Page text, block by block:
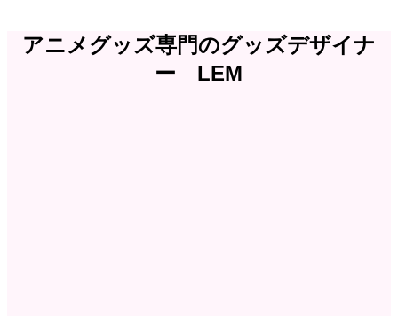
アニメグッズ専門のグッズデザイナ
ー LEM